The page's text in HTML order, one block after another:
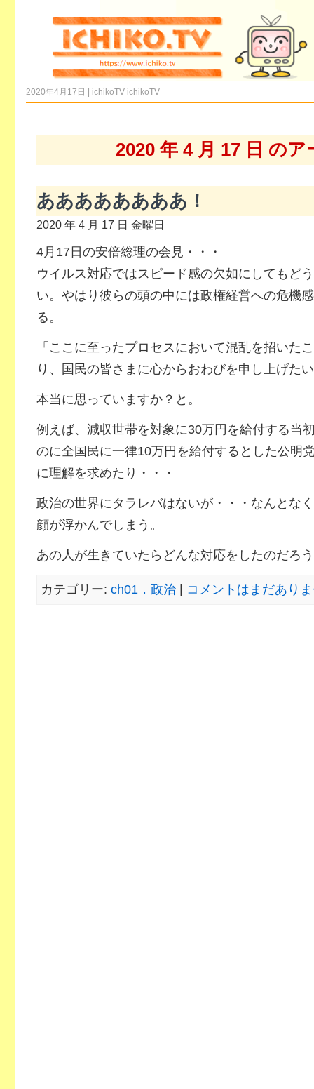
2020年4月17日 | ichikoTV ichikoTV
2020 年 4 月 17 日 のア
ああああああああ！
2020 年 4 月 17 日 金曜日
4月17日の安倍総理の会見・・・
ウイルス対応ではスピード感の欠如にしてもど
い。やはり彼らの頭の中には政権経営への危機
る。
「ここに至ったプロセスにおいて混乱を招いた
り、国民の皆さまに心からおわびを申し上げた
本当に思っていますか？と。
例えば、減収世帯を対象に30万円を給付する当
のに全国民に一律10万円を給付するとした公明
に理解を求めたり・・・
政治の世界にタラレバはないが・・・なんとな
顔が浮かんでしまう。
あの人が生きていたらどんな対応をしたのだろ
カテゴリー: ch01．政治| コメントはまだあり